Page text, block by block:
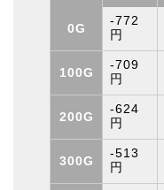
0G
-772
円
100G
-709
円
200G
-624
円
300G
-513
円